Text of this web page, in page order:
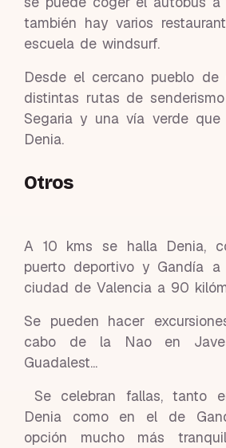
también hay varios
escuela de windsurf.
Desde el cercano pueblo de
distintas rutas de
Segaria y una vía verde
Denia.
Otros
A 10 kms se halla Denia,
puerto deportivo y Gandía
ciudad de Valencia a 90
Se pueden hacer
cabo de la Nao en
Guadalest...
Se celebran fallas, tanto
Denia como en el de
opción mucho más